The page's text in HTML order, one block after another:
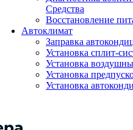
Средства
Восстановление
Автоклимат
Заправка
Установка сплит-
Установка
Установка
Установка